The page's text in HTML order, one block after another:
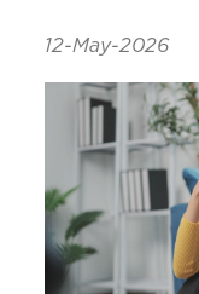
12-May-2026